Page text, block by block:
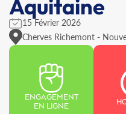
Aquitaine
15 Février 2026
Cherves Richemont -
ENGAGEMENT
EN LIGNE